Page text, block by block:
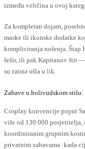
između veličina u ovoj
Za kompletan dojam,
maske ili ikonske dodatke
kompliciranja nošenja. Štap
šešir, ili pak Kapitanov štit
su zaista ušla u lik.
Zabave u holivudskom
Cosplay konvencije poput
više od 130 000
koordiniranim grupnim
privatnim zabavama: kada